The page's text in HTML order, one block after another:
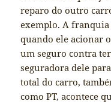
reparo do outro
exemplo. A franquia
quando ele acionar
um seguro contra
seguradora dele
total do carro,
como PT, acontece